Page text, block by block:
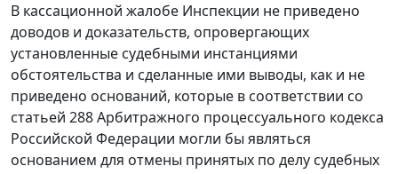
В кассационной жалобе Инспекции не приведено
доводов и доказательств, опровергающих
установленные судебными инстанциями
обстоятельства и сделанные ими выводы, как и не
приведено оснований, которые в соответствии со
статьей 288Арбитражного процессуального кодекса
Российской Федерации могли бы являться
основанием для отмены принятых по делу судебных